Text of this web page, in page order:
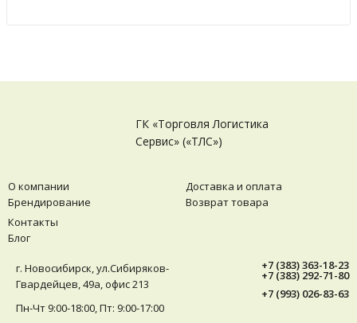
ГК «Торговля Логистика
Сервис» («ТЛС»)
О компании
Брендирование
Доставка и оплата
Возврат товара
Контакты
Блог
г. Новосибирск, ул.Сибиряков-
Гвардейцев, 49а, офис 213
Пн-Чт 9:00-18:00, Пт: 9:00-17:00
+7 (383) 363-18-23
+7 (383) 292-71-80
+7 (993) 026-83-63